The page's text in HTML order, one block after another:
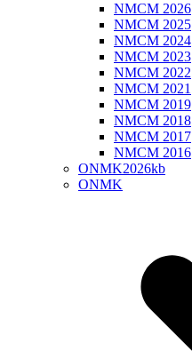
NMCM 2026
NMCM 2025
NMCM 2024
NMCM 2023
NMCM 2022
NMCM 2021
NMCM 2019
NMCM 2018
NMCM 2017
NMCM 2016
ONMK2026kb
ONMK